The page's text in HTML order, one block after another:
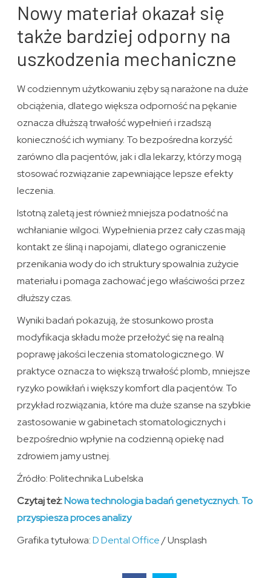
Nowy materiał okazał się
także bardziej odporny na
uszkodzenia mechaniczne
W codziennym użytkowaniu zęby są narażone na duże
obciążenia, dlatego większa odporność na pękanie
oznacza dłuższą trwałość wypełnień i rzadszą
konieczność ich wymiany. To bezpośredna korzyść
zarówno dla pacjentów, jak i dla lekarzy, którzy mogą
stosować rozwiązanie zapewniające lepsze efekty
leczenia.
Istotną zaletą jest również mniejsza podatność na
wchłanianie wilgoci. Wypełnienia przez cały czas mają
kontakt ze śliną i napojami, dlatego ograniczenie
przenikania wody do ich struktury spowalnia zużycie
materiału i pomaga zachować jego właściwości przez
dłuższy czas.
Wyniki badań pokazują, że stosunkowo prosta
modyfikacja składu może przełożyć się na realną
poprawę jakości leczenia stomatologicznego. W
praktyce oznacza to większą trwałość plomb, mniejsze
ryzyko powikłań i większy komfort dla pacjentów. To
przykład rozwiązania, które ma duże szanse na szybkie
zastosowanie w gabinetach stomatologicznych i
bezpośrednio wpłynie na codzienną opiekę nad
zdrowiem jamy ustnej.
Źródło: Politechnika Lubelska
Czytaj też:Nowa technologia badań genetycznych. To
przyspiesza proces analizy
Grafika tytułowa:D Dental Office/ Unsplash